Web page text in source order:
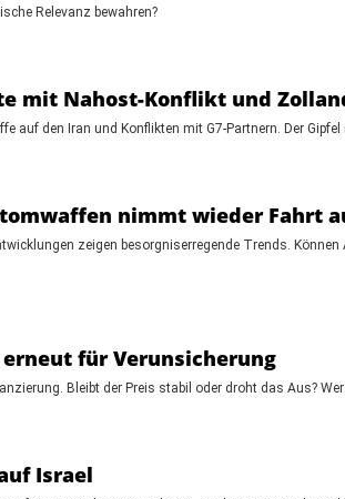
Relevanz bewahren?
mit Nahost-Konflikt und
den Iran und Konflikten mit G7-Partnern. Der
nimmt wieder Fahrt
zeigen besorgniserregende Trends.
für Verunsicherung
Bleibt der Preis stabil oder droht das Aus?
Israel